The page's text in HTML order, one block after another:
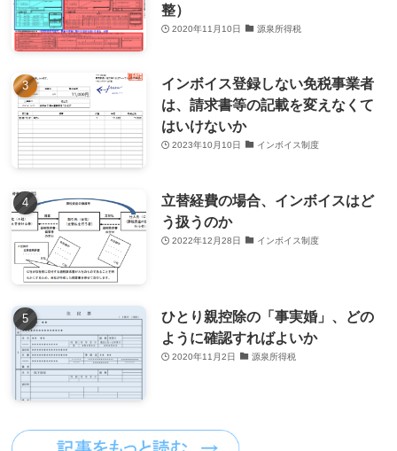
整）
2020年11月10日 源泉所得税
インボイス登録しない免税事業者
は、請求書等の記載を変えなくて
はいけないか
2023年10月10日 インボイス制度
立替経費の場合、インボイスはど
う扱うのか
2022年12月28日 インボイス制度
ひとり親控除の「事実婚」、どの
ように確認すればよいか
2020年11月2日 源泉所得税